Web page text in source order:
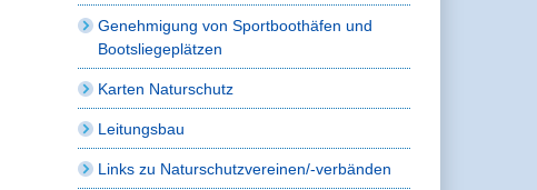
Genehmigung von Sportboothäfen und
Bootsliegeplätzen
Karten Naturschutz
Leitungsbau
Links zu Naturschutzvereinen/-verbänden